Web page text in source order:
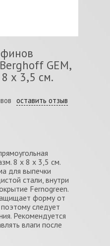
GEM,
х 3,5 см.
оставить отзыв
8 х 8 х 3,5 см.
для выпечки
стали, внутри
Fernogreen.
форму от
следует
Рекомендуется
влаги после